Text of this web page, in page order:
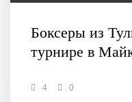
Боксеры из
турнире в
4 0